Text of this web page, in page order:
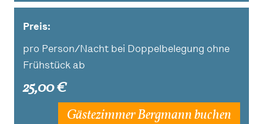
Preis:
pro Person/Nacht bei Doppelbelegung ohne
Frühstück ab
25,00 €
Gästezimmer Bergmann buchen